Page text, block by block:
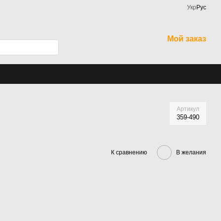
Укр Рус
Мой заказ
Артикул
359-490
К сравнению В желания